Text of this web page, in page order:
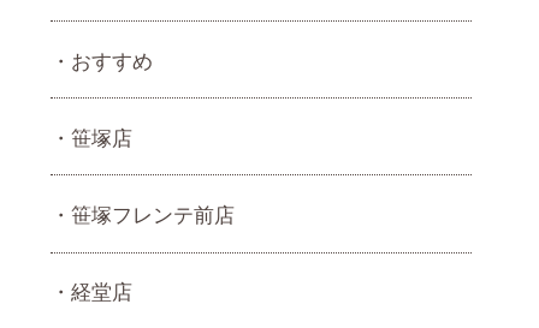
おすすめ
笹塚店
笹塚フレンテ前店
経堂店